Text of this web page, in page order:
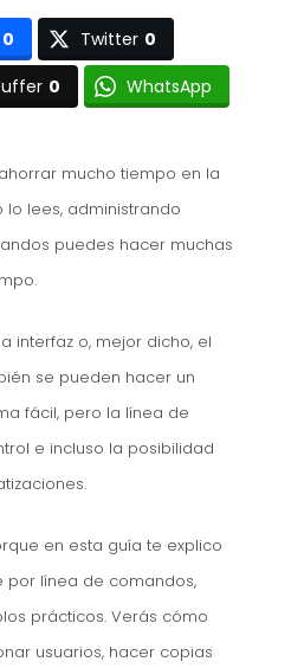
0 Twitter 0
0 WhatsApp
mucho tiempo en la
lees, administrando
puedes hacer muchas
interfaz o, mejor dicho, el
se pueden hacer un
fácil, pero la línea de
e incluso la posibilidad
en esta guía te explico
por línea de comandos,
prácticos. Verás cómo
usuarios, hacer copias